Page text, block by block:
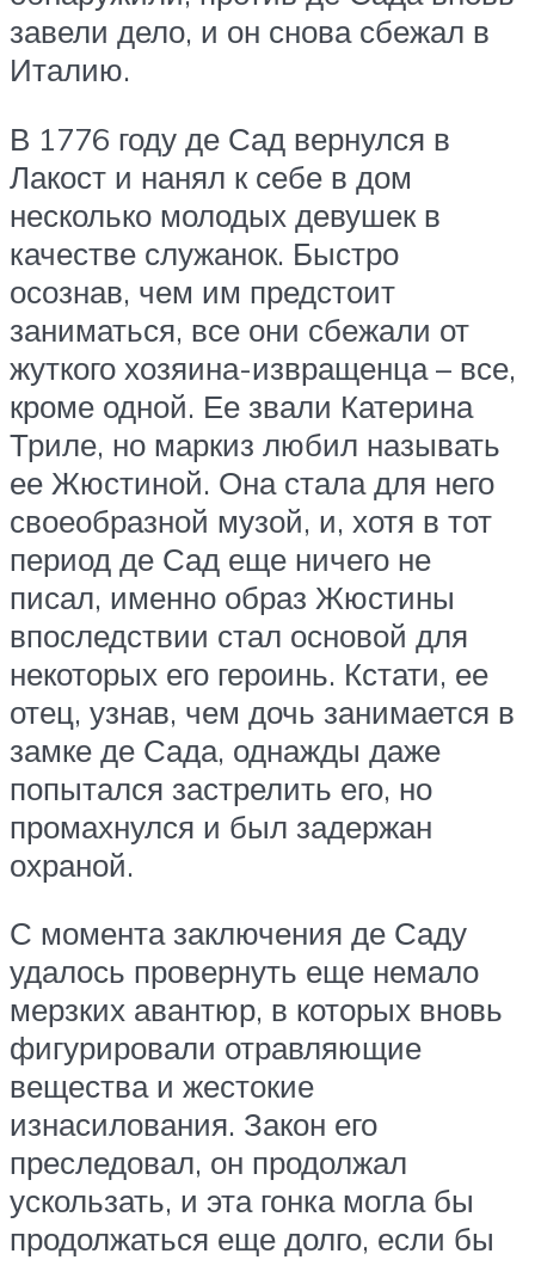
завели дело, и он снова сбежал в
Италию.
В 1776 году де Сад вернулся в
Лакост и нанял к себе в дом
несколько молодых девушек в
качестве служанок. Быстро
осознав, чем им предстоит
заниматься, все они сбежали от
жуткого хозяина-извращенца – все,
кроме одной. Ее звали Катерина
Триле, но маркиз любил называть
ее Жюстиной. Она стала для него
своеобразной музой, и, хотя в тот
период де Сад еще ничего не
писал, именно образ Жюстины
впоследствии стал основой для
некоторых его героинь. Кстати, ее
отец, узнав, чем дочь занимается в
замке де Сада, однажды даже
попытался застрелить его, но
промахнулся и был задержан
охраной.
С момента заключения де Саду
удалось провернуть еще немало
мерзких авантюр, в которых вновь
фигурировали отравляющие
вещества и жестокие
изнасилования. Закон его
преследовал, он продолжал
ускользать, и эта гонка могла бы
продолжаться еще долго, если бы